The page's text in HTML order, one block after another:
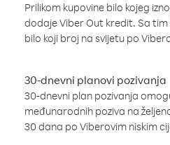
Prilikom kupovine bilo kojeg
dodaje Viber Out kredit. Sa
bilo koji broj na svijetu po
30-dnevni planovi pozivanja
30-dnevni plan pozivanja
međunarodnih poziva na
30 dana po Viberovim niskim